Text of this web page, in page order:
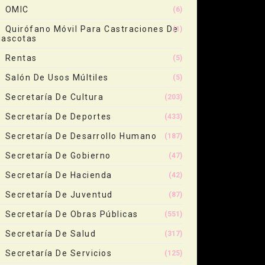
OMIC (6)
Quirófano Móvil Para Castraciones De(1)
Rentas (5)
Salón De Usos Múltiles (5)
Secretaría De Cultura (203)
Secretaría De Deportes (433)
Secretaría De Desarrollo Humano (187)
Secretaría De Gobierno (47)
Secretaría De Hacienda (42)
Secretaría De Juventud (87)
Secretaría De Obras Públicas (551)
Secretaría De Salud (317)
Secretaría De Servicios (125)